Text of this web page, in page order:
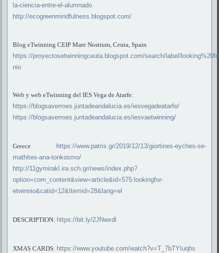
la-ciencia-entre-el-alumnado
http://ecogreenmindfulness.blogspot.com/
Blog eTwinning CEIP Mare Nostrum, Ceuta, Spain
https://proyectosetwinningceuta.blogspot.com/search/label/
nio
Web y web eTwinning del IES Vega de Atarfe:
https://blogsaverroes.juntadeandalucia.es/iesvegadeatarfe/
https://blogsaverroes.juntadeandalucia.es/iesvaetwinning/
Greece
https://www.patris.gr/2019/12/13/giortines-eyches-se-
mathites-ana-tonkosmo/
http://11gymirakl.ira.sch.gr/news/index.php?
option=com_content&view=article&id=575:lookingfor-
etwinnio&catid=12&Itemid=28&lang=el
DESCRIPTION: https://bit.ly/2JNwxdl
XMAS CARDS: https://www.youtube.com/watch?v=T_7bTYIuqhs